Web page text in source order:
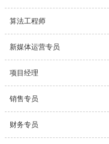
算法工程师
新媒体运营专员
项目经理
销售专员
财务专员